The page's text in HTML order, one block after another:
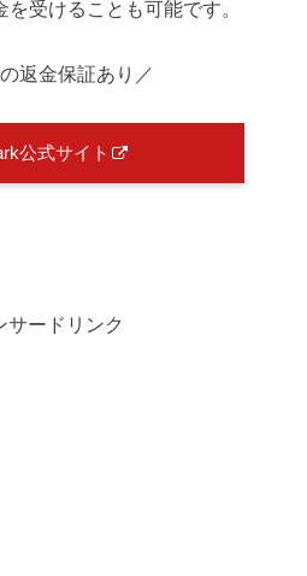
受けることも可能です。
返金保証あり／
公式サイト
サードリンク